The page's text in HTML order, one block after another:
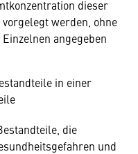
dieser
werden, ohne
angegeben
in einer
die
und